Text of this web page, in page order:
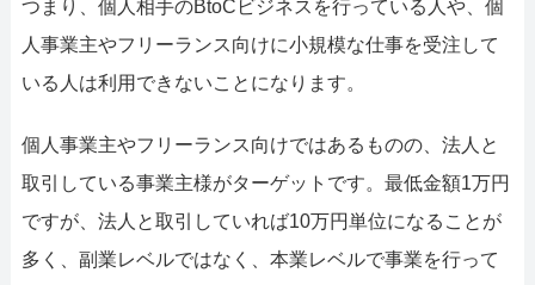
つまり、個人相手のBtoCビジネスを行っている人や、個
人事業主やフリーランス向けに小規模な仕事を受注して
いる人は利用できないことになります。
個人事業主やフリーランス向けではあるものの、法人と
取引している事業主様がターゲットです。最低金額1万円
ですが、法人と取引していれば10万円単位になることが
多く、副業レベルではなく、本業レベルで事業を行って